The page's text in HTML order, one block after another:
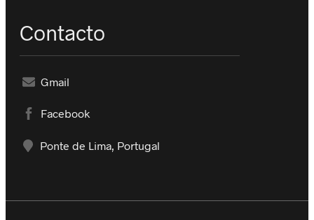
Contacto
Gmail
Facebook
Ponte de Lima, Portugal